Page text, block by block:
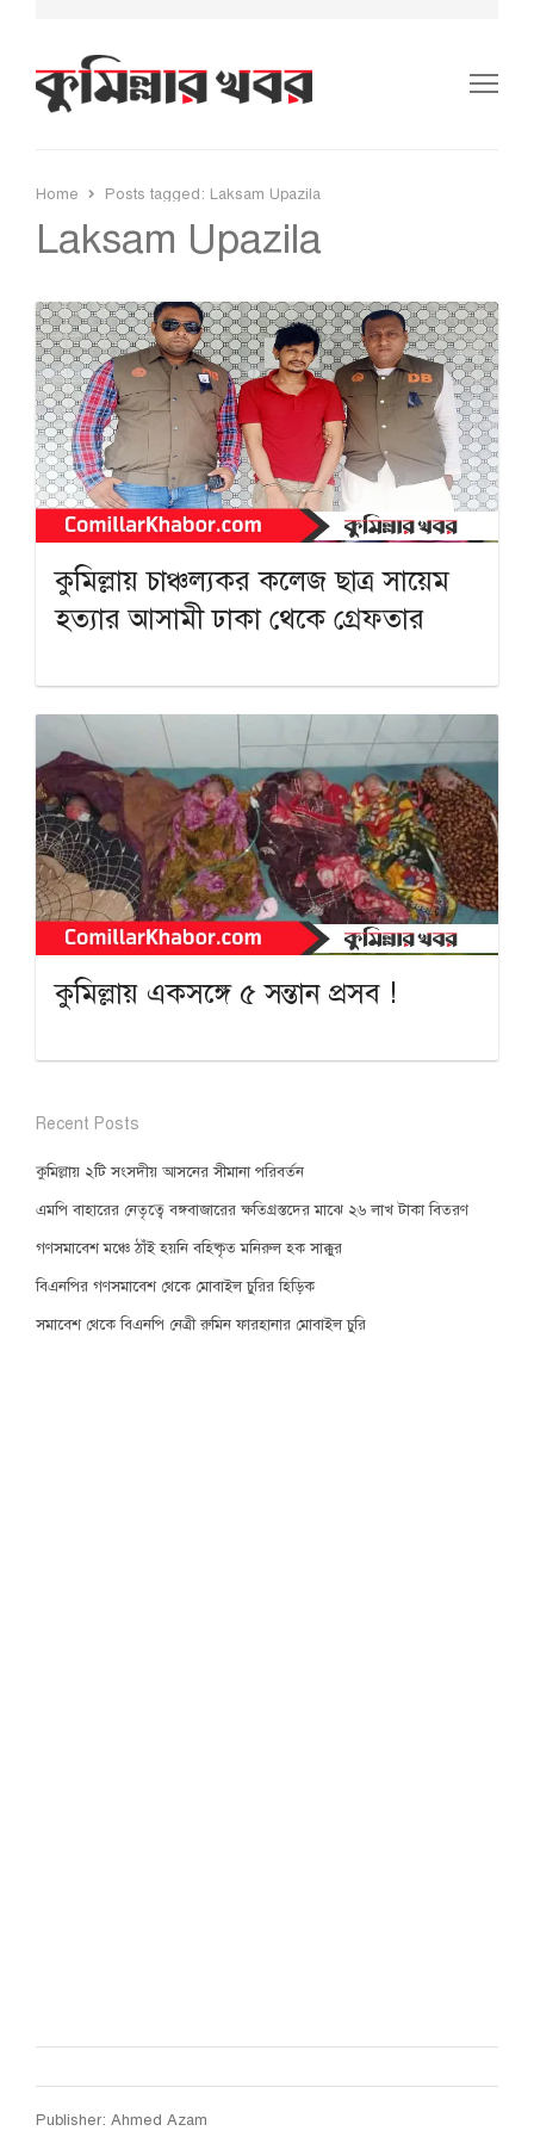
Home Posts tagged: Laksam Upazila
Laksam Upazila
কুমিল্লায় চাঞ্চল্যকর কলেজ ছাত্র সায়েম
হত্যার আসামী ঢাকা থেকে গ্রেফতার
কুমিল্লায় একসঙ্গে ৫ সন্তান প্রসব !
Recent Posts
কুমিল্লায় ২টি সংসদীয় আসনের সীমানা পরিবর্তন
এমপি বাহারের নেতৃত্বে বঙ্গবাজারের ক্ষতিগ্রস্তদের মাঝে ২৬ লাখ টাকা বিতরণ
গণসমাবেশ মঞ্চে ঠাঁই হয়নি বহিষ্কৃত মনিরুল হক সাক্কুর
বিএনপির গণসমাবেশ থেকে মোবাইল চুরির হিড়িক
সমাবেশ থেকে বিএনপি নেত্রী রুমিন ফারহানার মোবাইল চুরি
Publisher: Ahmed Azam